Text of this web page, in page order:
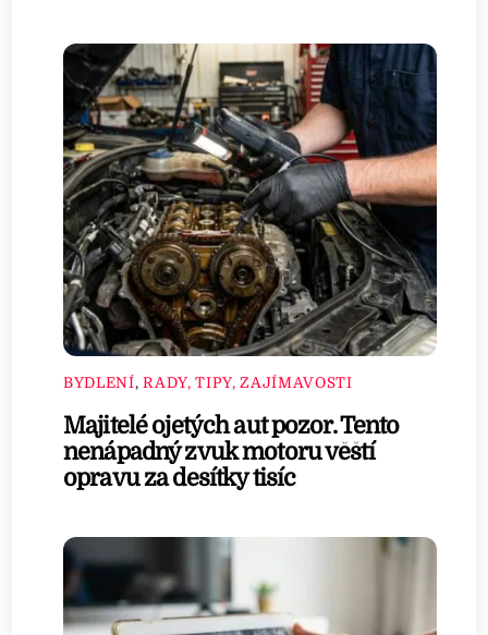
BYDLENÍ,RADY, TIPY, ZAJÍMAVOSTI
Majitelé ojetých aut pozor. Tento
nenápadný zvuk motoru věští
opravu za desítky tisíc